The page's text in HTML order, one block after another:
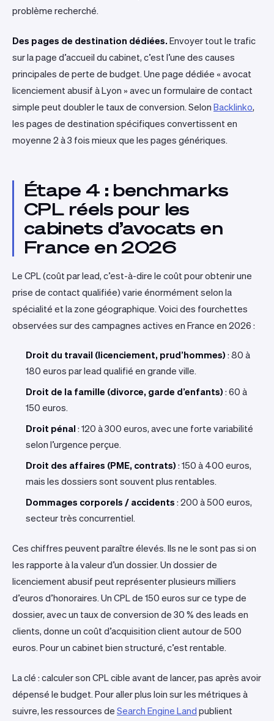
problème recherché.
Des pages de destination dédiées. Envoyer tout le trafic
sur la page d’accueil du cabinet, c’est l’une des causes
principales de perte de budget. Une page dédiée « avocat
licenciement abusif à Lyon » avec un formulaire de contact
simple peut doubler le taux de conversion. Selon Backlinko,
les pages de destination spécifiques convertissent en
moyenne 2 à 3 fois mieux que les pages génériques.
Étape 4 : benchmarks
CPL réels pour les
cabinets d’avocats en
France en 2026
Le CPL (coût par lead, c’est-à-dire le coût pour obtenir une
prise de contact qualifiée) varie énormément selon la
spécialité et la zone géographique. Voici des fourchettes
observées sur des campagnes actives en France en 2026 :
Droit du travail (licenciement, prud’hommes) : 80 à
180 euros par lead qualifié en grande ville.
Droit de la famille (divorce, garde d’enfants) : 60 à
150 euros.
Droit pénal : 120 à 300 euros, avec une forte variabilité
selon l’urgence perçue.
Droit des affaires (PME, contrats) : 150 à 400 euros,
mais les dossiers sont souvent plus rentables.
Dommages corporels / accidents : 200 à 500 euros,
secteur très concurrentiel.
Ces chiffres peuvent paraître élevés. Ils ne le sont pas si on
les rapporte à la valeur d’un dossier. Un dossier de
licenciement abusif peut représenter plusieurs milliers
d’euros d’honoraires. Un CPL de 150 euros sur ce type de
dossier, avec un taux de conversion de 30 % des leads en
clients, donne un coût d’acquisition client autour de 500
euros. Pour un cabinet bien structuré, c’est rentable.
La clé : calculer son CPL cible avant de lancer, pas après avoir
dépensé le budget. Pour aller plus loin sur les métriques à
suivre, les ressources de Search Engine Land publient